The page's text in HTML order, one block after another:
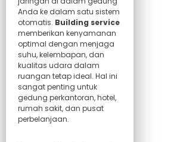
Anda ke dalam satu sistem
otomatis. Building service
memberikan kenyamanan
optimal dengan menjaga
suhu, kelembapan, dan
kualitas udara dalam
ruangan tetap ideal. Hal ini
sangat penting untuk
gedung perkantoran, hotel,
rumah sakit, dan pusat
perbelanjaan.